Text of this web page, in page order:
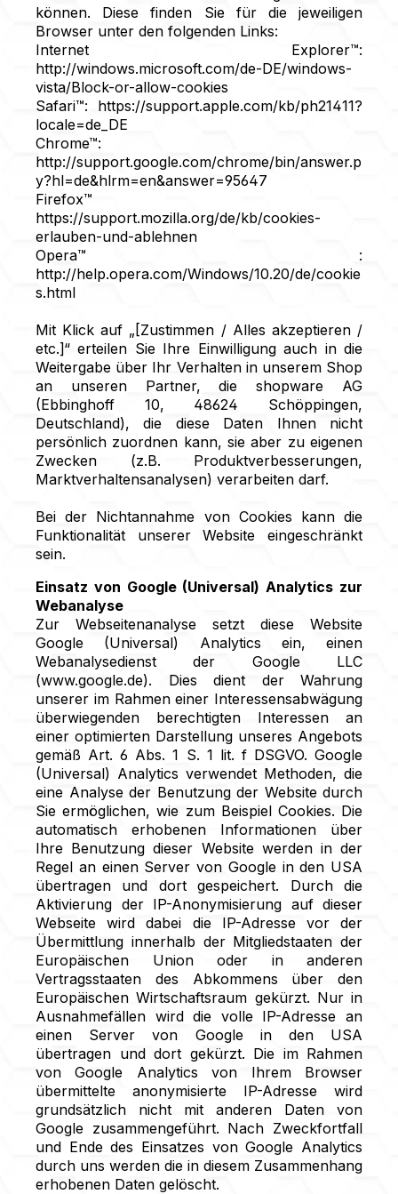
können. Diese finden Sie für die jeweiligen
Browser unter den folgenden Links:
Internet Explorer™:
http://windows.microsoft.com/de-DE/windows-
vista/Block-or-allow-cookies
Safari™: https://support.apple.com/kb/ph21411?
locale=de_DE
Chrome™:
http://support.google.com/chrome/bin/answer.p
y?hl=de&hlrm=en&answer=95647
Firefox™
https://support.mozilla.org/de/kb/cookies-
erlauben-und-ablehnen
Opera™ :
http://help.opera.com/Windows/10.20/de/cookie
s.html
Mit Klick auf „[Zustimmen / Alles akzeptieren /
etc.]“ erteilen Sie Ihre Einwilligung auch in die
Weitergabe über Ihr Verhalten in unserem Shop
an unseren Partner, die shopware AG
(Ebbinghoff 10, 48624 Schöppingen,
Deutschland), die diese Daten Ihnen nicht
persönlich zuordnen kann, sie aber zu eigenen
Zwecken (z.B. Produktverbesserungen,
Marktverhaltensanalysen) verarbeiten darf.
Bei der Nichtannahme von Cookies kann die
Funktionalität unserer Website eingeschränkt
sein.
Einsatz von Google (Universal) Analytics zur
Webanalyse
Zur Webseitenanalyse setzt diese Website
Google (Universal) Analytics ein, einen
Webanalysedienst der Google LLC
(www.google.de). Dies dient der Wahrung
unserer im Rahmen einer Interessensabwägung
überwiegenden berechtigten Interessen an
einer optimierten Darstellung unseres Angebots
gemäß Art. 6 Abs. 1 S. 1 lit. f DSGVO. Google
(Universal) Analytics verwendet Methoden, die
eine Analyse der Benutzung der Website durch
Sie ermöglichen, wie zum Beispiel Cookies. Die
automatisch erhobenen Informationen über
Ihre Benutzung dieser Website werden in der
Regel an einen Server von Google in den USA
übertragen und dort gespeichert. Durch die
Aktivierung der IP-Anonymisierung auf dieser
Webseite wird dabei die IP-Adresse vor der
Übermittlung innerhalb der Mitgliedstaaten der
Europäischen Union oder in anderen
Vertragsstaaten des Abkommens über den
Europäischen Wirtschaftsraum gekürzt. Nur in
Ausnahmefällen wird die volle IP-Adresse an
einen Server von Google in den USA
übertragen und dort gekürzt. Die im Rahmen
von Google Analytics von Ihrem Browser
übermittelte anonymisierte IP-Adresse wird
grundsätzlich nicht mit anderen Daten von
Google zusammengeführt. Nach Zweckfortfall
und Ende des Einsatzes von Google Analytics
durch uns werden die in diesem Zusammenhang
erhobenen Daten gelöscht.